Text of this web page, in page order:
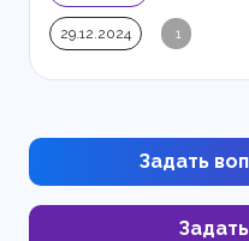
Задать
29.12.2024 1